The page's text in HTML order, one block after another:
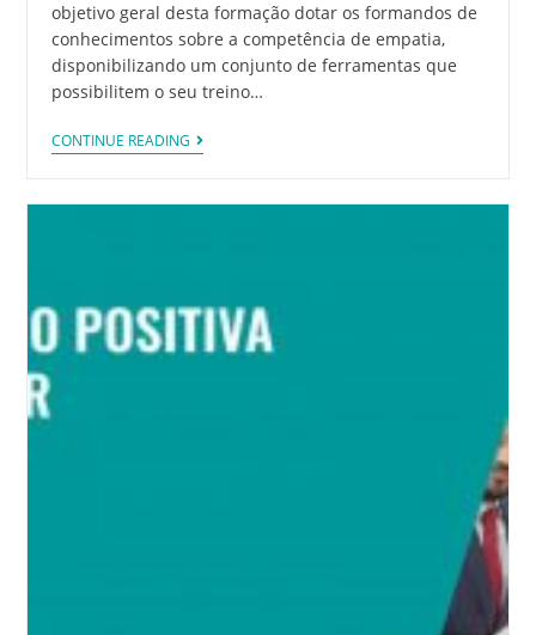
objetivo geral desta formação dotar os formandos de
conhecimentos sobre a competência de empatia,
disponibilizando um conjunto de ferramentas que
possibilitem o seu treino…
CONTINUE READING